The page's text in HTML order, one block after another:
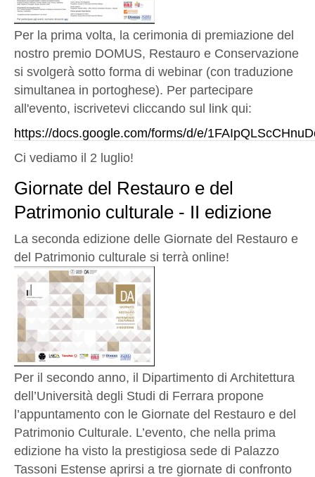
Per la prima volta, la cerimonia di premiazione del
nostro premio DOMUS, Restauro e Conservazione
si svolgerà sotto forma di webinar (con traduzione
simultanea in portoghese). Per partecipare
all'evento, iscrivetevi cliccando sul link qui:
https://docs.google.com/forms/d/e/
Ci vediamo il 2 luglio!
Giornate del Restauro e del
Patrimonio culturale - II edizione
La seconda edizione delle Giornate del Restauro e
del Patrimonio culturale si terrà online!
Per il secondo anno, il Dipartimento di Architettura
dell’Università degli Studi di Ferrara propone
l’appuntamento con le Giornate del Restauro e del
Patrimonio Culturale. L’evento, che nella prima
edizione ha visto la prestigiosa sede di Palazzo
Tassoni Estense aprirsi a tre giornate di confronto